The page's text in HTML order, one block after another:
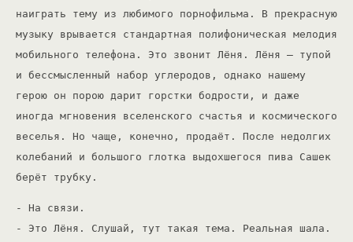
наиграть тему из любимого порнофильма. В прекрасную
музыку врывается стандартная полифоническая мелодия
мобильного телефона. Это звонит Лёня. Лёня – тупой
и бессмысленный набор углеродов, однако нашему
герою он порою дарит горстки бодрости, и даже
иногда мгновения вселенского счастья и космического
веселья. Но чаще, конечно, продаёт. После недолгих
колебаний и большого глотка выдохшегося пива Сашек
берёт трубку.
- На связи.
- Это Лёня. Слушай, тут такая тема. Реальная шала.